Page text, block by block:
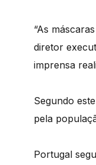
“As
diretor
imprensa
Segundo
pela
Portugal